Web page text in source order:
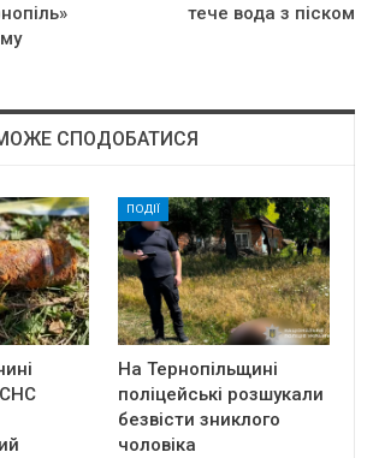
тече вода з піском
СПОДОБАТИСЯ
ПОДІЇ
На Тернопільщині
поліцейські розшукали
безвісти зниклого
чоловіка